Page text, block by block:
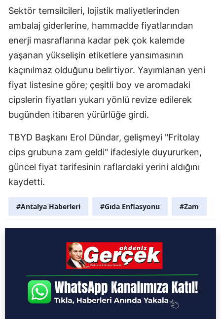
Sektör temsilcileri, lojistik maliyetlerinden
ambalaj giderlerine, hammadde fiyatlarından
enerji masraflarına kadar pek çok kalemde
yaşanan yükselişin etiketlere yansımasının
kaçınılmaz olduğunu belirtiyor. Yayımlanan yeni
fiyat listesine göre; çeşitli boy ve aromadaki
cipslerin fiyatları yukarı yönlü revize edilerek
bugünden itibaren yürürlüğe girdi.
TBYD Başkanı Erol Dündar, gelişmeyi "Fritolay
cips grubuna zam geldi" ifadesiyle duyururken,
güncel fiyat tarifesinin raflardaki yerini aldığını
kaydetti.
#Antalya Haberleri #Gıda Enflasyonu #Zam